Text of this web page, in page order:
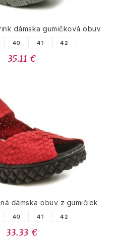
dámska gumičková obuv
40 41 42
35.11 €
dámska obuv z gumičiek
40 41 42
33.33 €